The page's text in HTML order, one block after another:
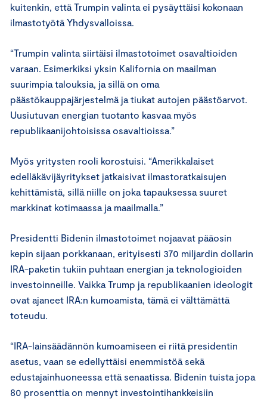
kuitenkin, että Trumpin valinta ei pysäyttäisi kokonaan
ilmastotyötä Yhdysvalloissa.
“Trumpin valinta siirtäisi ilmastotoimet osavaltioiden
varaan. Esimerkiksi yksin Kalifornia on maailman
suurimpia talouksia, ja sillä on oma
päästökauppajärjestelmä ja tiukat autojen päästöarvot.
Uusiutuvan energian tuotanto kasvaa myös
republikaanijohtoisissa osavaltioissa.”
Myös yritysten rooli korostuisi. “Amerikkalaiset
edelläkävijäyritykset jatkaisivat ilmastoratkaisujen
kehittämistä, sillä niille on joka tapauksessa suuret
markkinat kotimaassa ja maailmalla.”
Presidentti Bidenin ilmastotoimet nojaavat pääosin
kepin sijaan porkkanaan, erityisesti 370 miljardin dollarin
IRA-paketin tukiin puhtaan energian ja teknologioiden
investoinneille. Vaikka Trump ja republikaanien ideologit
ovat ajaneet IRA:n kumoamista, tämä ei välttämättä
toteudu.
“IRA-lainsäädännön kumoamiseen ei riitä presidentin
asetus, vaan se edellyttäisi enemmistöä sekä
edustajainhuoneessa että senaatissa. Bidenin tuista jopa
80 prosenttia on mennyt investointihankkeisiin